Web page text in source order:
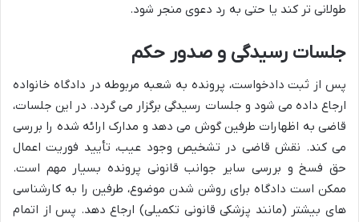
طولانی تر کند یا حتی به رد دعوی منجر شود.
جلسات رسیدگی و صدور حکم
پس از ثبت دادخواست، پرونده به شعبه مربوطه در دادگاه خانواده
ارجاع داده می شود و جلسات رسیدگی برگزار می گردد. در این جلسات،
قاضی به اظهارات طرفین گوش می دهد و مدارک ارائه شده را بررسی
می کند. نقش قاضی در تشخیص وجود عیب، تأیید فوریت اعمال
حق فسخ و بررسی سایر جوانب قانونی پرونده بسیار مهم است.
ممکن است دادگاه برای روشن شدن موضوع، طرفین را به کارشناسی
های بیشتر (مانند پزشکی قانونی تکمیلی) ارجاع دهد. پس از اتمام